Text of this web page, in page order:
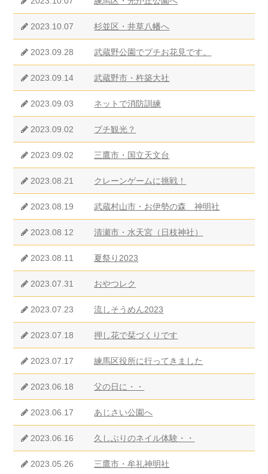
2023.10.07 杉並区・井草八幡へ
2023.09.28 武蔵野公園でプチお花見です。
2023.09.14 武蔵野市・杵築大社
2023.09.03 ネットで消防訓練
2023.09.02 プチ観光？
2023.09.02 三鷹市・国立天文台
2023.08.21 クレーンゲームに挑戦！
2023.08.19 武蔵村山市・お伊勢の森 神明社
2023.08.12 清瀬市・水天宮（日枝神社）
2023.08.11 夏祭り2023
2023.07.31 おやつレク
2023.07.23 流しそうめん2023
2023.07.18 押し花で栞づくりです
2023.07.17 練馬区役所に行ってきました
2023.06.18 父の日に・・
2023.06.17 あじさい公園へ
2023.06.16 久しぶりのネイル体験・・
2023.05.26 三鷹市・牟礼神明社